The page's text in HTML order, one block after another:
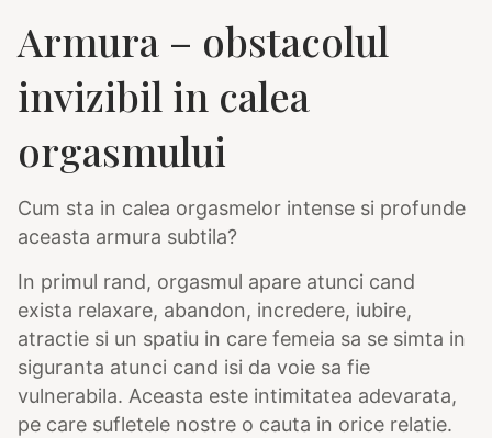
Armura – obstacolul
invizibil in calea
orgasmului
Cum sta in calea orgasmelor intense si profunde
aceasta armura subtila?
In primul rand, orgasmul apare atunci cand
exista relaxare, abandon, incredere, iubire,
atractie si un spatiu in care femeia sa se simta in
siguranta atunci cand isi da voie sa fie
vulnerabila. Aceasta este intimitatea adevarata,
pe care sufletele nostre o cauta in orice relatie.